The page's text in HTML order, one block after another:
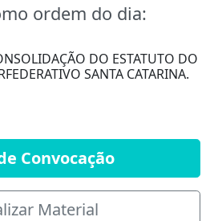
ordem do dia:
DO ESTATUTO DO
SANTA CATARINA.
Convocação
Material